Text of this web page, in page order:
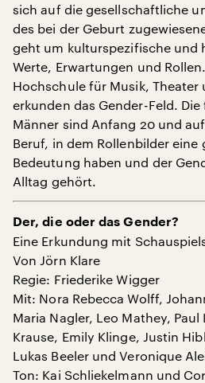
sich auf die gesellschaftliche
des bei der Geburt
geht um kulturspezifische und
Werte, Erwartungen und
Hochschule für Musik, Theater
erkunden das Gender-Feld.
Männer sind Anfang 20 und
Beruf, in dem Rollenbilder eine
Bedeutung haben und der
Alltag gehört.
Der, die oder das Gender?
Eine Erkundung mit
Von Jörn Klare
Regie: Friederike Wigger
Mit: Nora Rebecca Wolff,
Maria Nagler, Leo Mathey,
Krause, Emily Klinge, Justin
Lukas Beeler und Veronique
Ton: Kai Schliekelmann und